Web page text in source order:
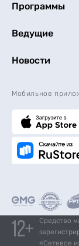
Программы
Ведущие
Новости
Мобильное
Средство
«Сетевое